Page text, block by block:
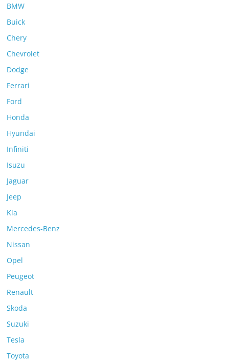
BMW
Buick
Chery
Chevrolet
Dodge
Ferrari
Ford
Honda
Hyundai
Infiniti
Isuzu
Jaguar
Jeep
Kia
Mercedes-Benz
Nissan
Opel
Peugeot
Renault
Skoda
Suzuki
Tesla
Toyota